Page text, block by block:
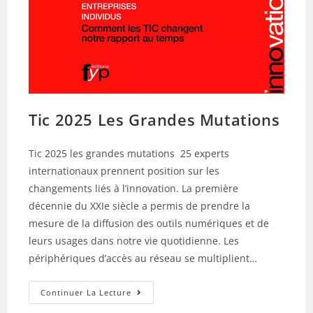
Tic 2025 Les Grandes Mutations
Tic 2025 les grandes mutations 25 experts
internationaux prennent position sur les
changements liés à l’innovation. La première
décennie du XXIe siècle a permis de prendre la
mesure de la diffusion des outils numériques et de
leurs usages dans notre vie quotidienne. Les
périphériques d’accès au réseau se multiplient…
Continuer La Lecture Tic
2025